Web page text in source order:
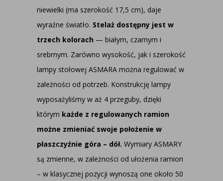
niewielki (ma szerokość 17,5 cm), daje
wyraźne światło. Stelaż dostępny jest w
trzech kolorach — białym, czarnym i
srebrnym. Zarówno wysokość, jak i szerokość
lampy stołowej ASMARA można regulować w
zależności od potrzeb. Konstrukcję lampy
wyposażyliśmy w aż 4 przeguby, dzięki
którym każde z regulowanych ramion
możne zmieniać swoje położenie w
płaszczyźnie góra – dół. Wymiary ASMARY
są zmienne, w zależności od ułożenia ramion
– w klasycznej pozycji wynoszą one około 50